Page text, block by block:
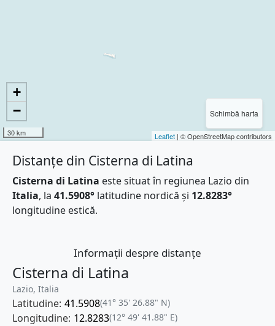
Schimbă harta
+
−
30 km Leaflet | © OpenStreetMap contributors
Distanțe din Cisterna di Latina
Cisterna di Latina este situat în regiunea Lazio din
Italia, la 41.5908° latitudine nordică și 12.8283°
longitudine estică.
Informații despre distanțe
Cisterna di Latina
Lazio, Italia
Latitudine: 41.5908(41° 35' 26.88" N)
Longitudine: 12.8283(12° 49' 41.88" E)